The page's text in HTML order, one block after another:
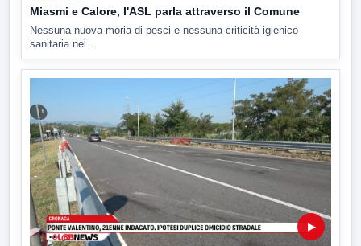
Miasmi e Calore, l'ASL parla attraverso il Comune
Nessuna nuova moria di pesci e nessuna criticità igienico-
sanitaria nel...
▶